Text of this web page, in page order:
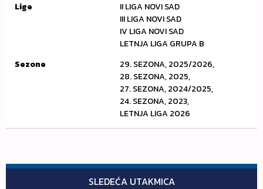
Lige
II LIGA NOVI SAD
III LIGA NOVI SAD
IV LIGA NOVI SAD
LETNJA LIGA GRUPA B
Sezone
29. SEZONA, 2025/2026,
28. SEZONA, 2025,
27. SEZONA, 2024/2025,
24. SEZONA, 2023,
LETNJA LIGA 2026
SLEDEĆA UTAKMICA